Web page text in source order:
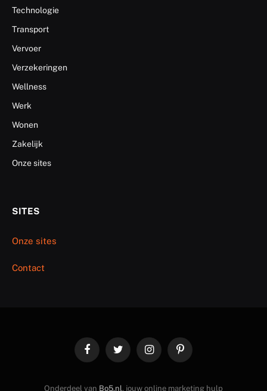
Technologie
Transport
Vervoer
Verzekeringen
Wellness
Werk
Wonen
Zakelijk
Onze sites
SITES
Onze sites
Contact
FacebookTwitter InstagramPinterest
Onderdeel van Bo5.nl, jouw online marketing hulp